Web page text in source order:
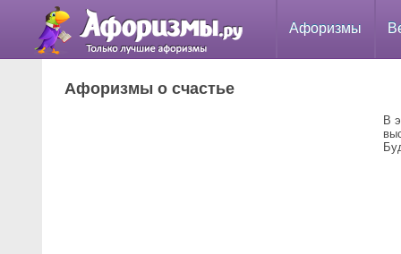
Афоризмы
Афоризмы о счастье
В